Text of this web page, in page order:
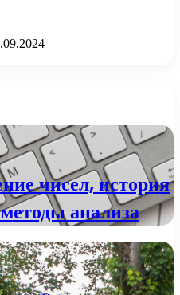
чисел, история
анализа